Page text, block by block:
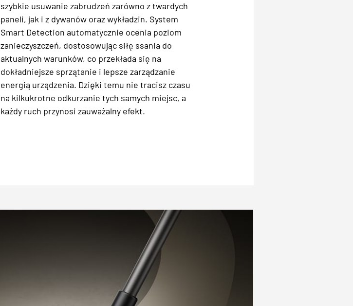
szybkie usuwanie zabrudzeń zarówno z twardych
paneli, jak i z dywanów oraz wykładzin. System
Smart Detection automatycznie ocenia poziom
zanieczyszczeń, dostosowując siłę ssania do
aktualnych warunków, co przekłada się na
dokładniejsze sprzątanie i lepsze zarządzanie
energią urządzenia. Dzięki temu nie tracisz czasu
na kilkukrotne odkurzanie tych samych miejsc, a
każdy ruch przynosi zauważalny efekt.